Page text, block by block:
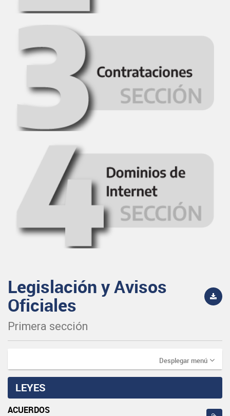
Legislación y Avisos
Oficiales
Primera sección
Desplegar menú
LEYES
ACUERDOS